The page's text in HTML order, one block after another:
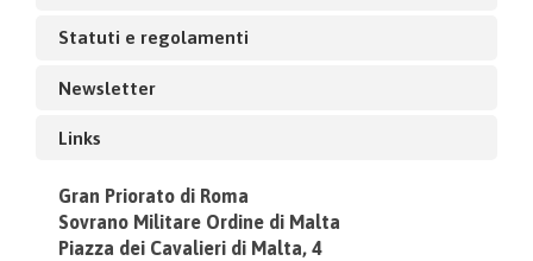
Statuti e regolamenti
Newsletter
Links
Gran Priorato di Roma
Sovrano Militare Ordine di Malta
Piazza dei Cavalieri di Malta, 4